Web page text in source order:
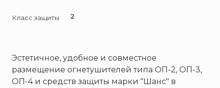
ИВС-Сигналспецавтоматика
ИНЕЙ
Квазар
Класс защиты 2
Эстетичное, удобное и совместное
размещение огнетушителей типа ОП-2, ОП-3,
ОП-4 и средств защиты марки "Шанс" в